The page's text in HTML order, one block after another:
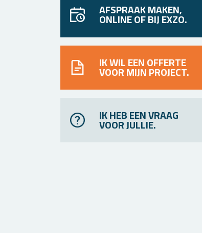
AFSPRAAK MAKEN,
ONLINE OF BIJ EXZO.
IK WIL EEN OFFERTE
VOOR MIJN PROJECT.
IK HEB EEN VRAAG
VOOR JULLIE.